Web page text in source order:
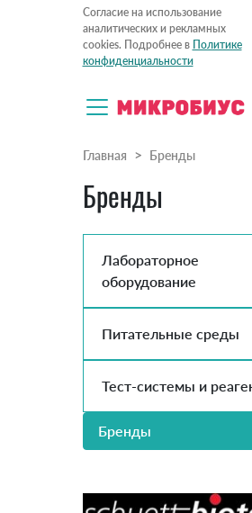
Согласие на использование
аналитических и рекламных
cookies. Подробнее в Политике
конфиденциальности
Главная Бренды
Бренды
Лабораторное
оборудование
Питательные среды
Тест-системы и
Бренды